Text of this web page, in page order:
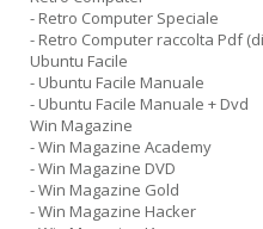
- Retro Computer Speciale
- Retro Computer raccolta Pdf
Ubuntu Facile
- Ubuntu Facile Manuale
- Ubuntu Facile Manuale + Dvd
Win Magazine
- Win Magazine Academy
- Win Magazine DVD
- Win Magazine Gold
- Win Magazine Hacker